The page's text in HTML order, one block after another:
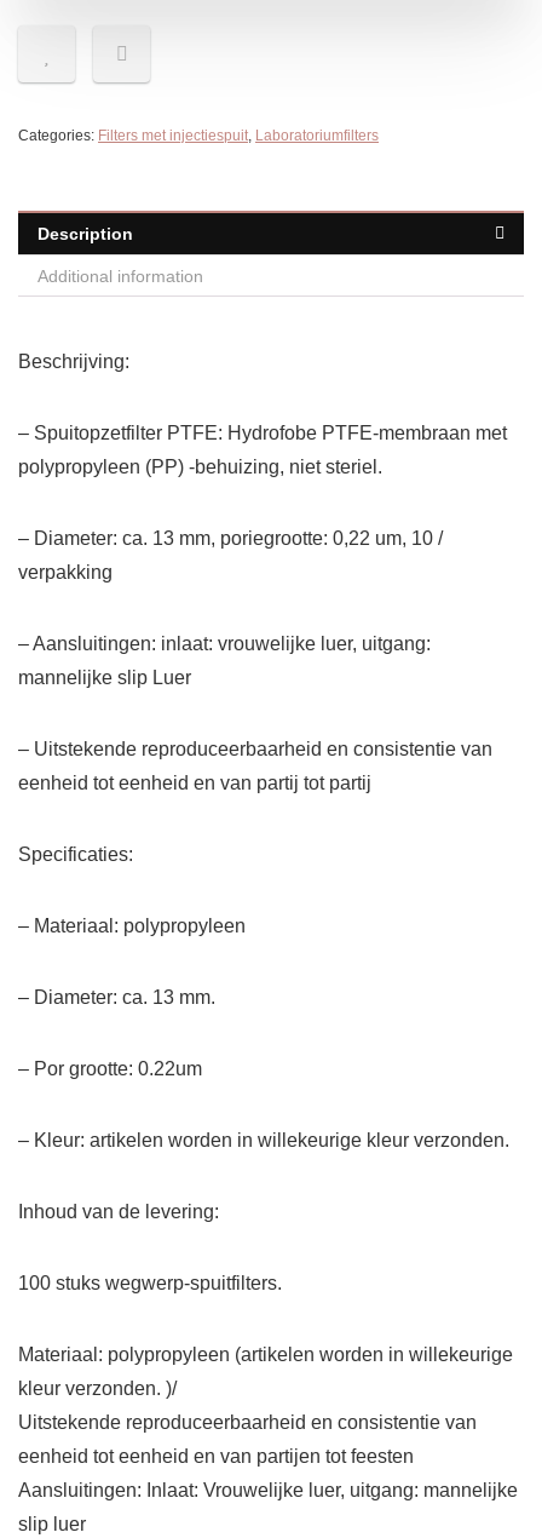
Categories: Filters met injectiespuit, Laboratoriumfilters
Description
Additional information
Beschrijving:
– Spuitopzetfilter PTFE: Hydrofobe PTFE-membraan met
polypropyleen (PP) -behuizing, niet steriel.
– Diameter: ca. 13 mm, poriegrootte: 0,22 um, 10 /
verpakking
– Aansluitingen: inlaat: vrouwelijke luer, uitgang:
mannelijke slip Luer
– Uitstekende reproduceerbaarheid en consistentie van
eenheid tot eenheid en van partij tot partij
Specificaties:
– Materiaal: polypropyleen
– Diameter: ca. 13 mm.
– Por grootte: 0.22um
– Kleur: artikelen worden in willekeurige kleur verzonden.
Inhoud van de levering:
100 stuks wegwerp-spuitfilters.
Materiaal: polypropyleen (artikelen worden in willekeurige
kleur verzonden. )/
Uitstekende reproduceerbaarheid en consistentie van
eenheid tot eenheid en van partijen tot feesten
Aansluitingen: Inlaat: Vrouwelijke luer, uitgang: mannelijke
slip luer